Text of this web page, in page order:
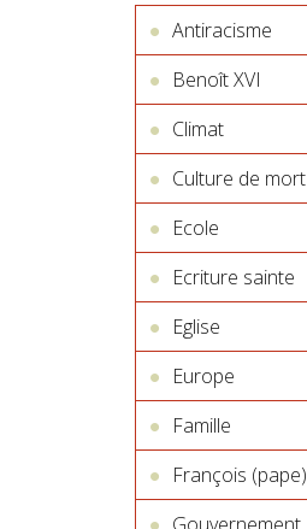
Antiracisme
Benoît XVI
Climat
Culture de mort
Ecole
Ecriture sainte
Eglise
Europe
Famille
François (pape)